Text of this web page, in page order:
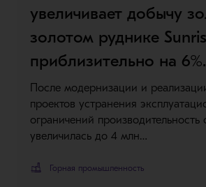
увеличивает добычу
золотом руднике
приблизительно на 6%.
После модернизации и
проектов устранения
ограничений производительность
увеличилась до 4 млн…
Горная промышленность